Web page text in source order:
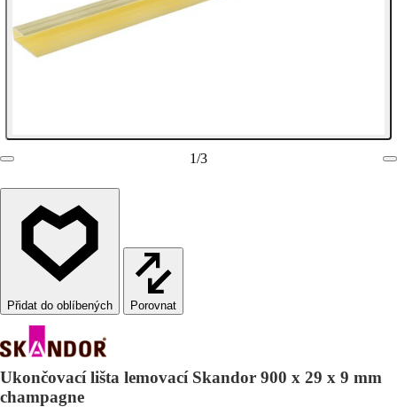
1/3
Porovnat
Ukončovací lišta lemovací Skandor 900 x 29 x 9 mm
champagne